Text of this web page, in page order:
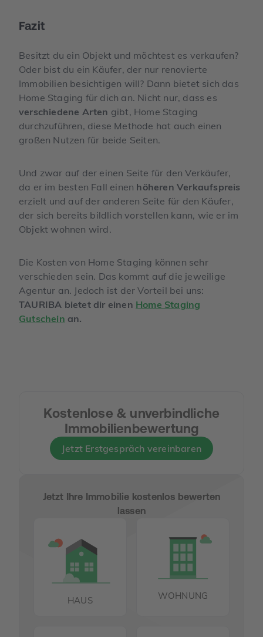
Fazit
Besitzt du ein Objekt und möchtest es verkaufen?
Oder bist du ein Käufer, der nur renovierte
Immobilien besichtigen will? Dann bietet sich das
Home Staging für dich an. Nicht nur, dass es
verschiedene Arten gibt, Home Staging
durchzuführen, diese Methode hat auch einen
großen Nutzen für beide Seiten.
Und zwar auf der einen Seite für den Verkäufer,
da er im besten Fall einen höheren Verkaufspreis
erzielt und auf der anderen Seite für den Käufer,
der sich bereits bildlich vorstellen kann, wie er im
Objekt wohnen wird.
Die Kosten von Home Staging können sehr
verschieden sein. Das kommt auf die jeweilige
Agentur an. Jedoch ist der Vorteil bei uns:
TAURIBA bietet dir einen Home Staging
Gutschein an.
Kostenlose & unverbindliche
Immobilienbewertung
Jetzt Erstgespräch vereinbaren
Jetzt Ihre Immobilie kostenlos bewerten
lassen
HAUS WOHNUNG